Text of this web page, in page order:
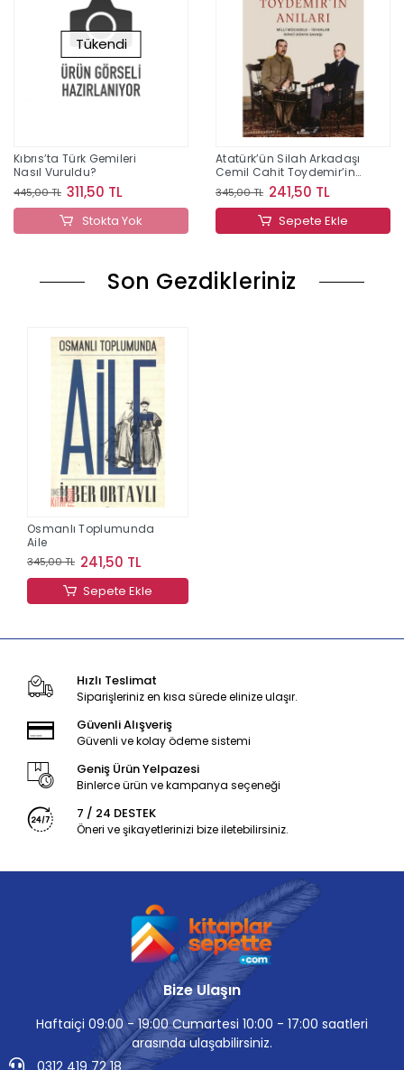
Tükendi
Kıbrıs’ta Türk Gemileri
Nasıl Vuruldu?
445,00 TL 311,50 TL
Stokta Yok
Atatürk’ün Silah Arkadaşı
Cemil Cahit Toydemir’in
Anıları
345,00 TL 241,50 TL
Sepete Ekle
Son Gezdikleriniz
Osmanlı Toplumunda
Aile
345,00 TL 241,50 TL
Sepete Ekle
Hızlı Teslimat
Siparişleriniz en kısa sürede elinize ulaşır.
Güvenli Alışveriş
Güvenli ve kolay ödeme sistemi
Geniş Ürün Yelpazesi
Binlerce ürün ve kampanya seçeneği
7 / 24 DESTEK
Öneri ve şikayetlerinizi bize iletebilirsiniz.
Bize Ulaşın
Haftaiçi 09:00 - 19:00 Cumartesi 10:00 - 17:00 saatleri
arasında ulaşabilirsiniz.
0312 419 72 18